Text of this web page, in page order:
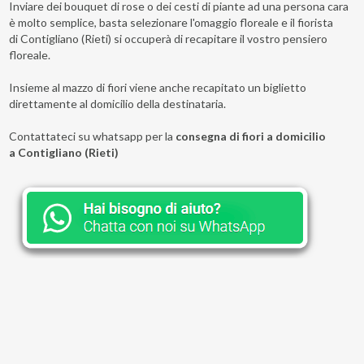
Inviare dei bouquet di rose o dei cesti di piante ad una persona cara
è molto semplice, basta selezionare l'omaggio floreale e il fiorista
di Contigliano (Rieti) si occuperà di recapitare il vostro pensiero
floreale.
Insieme al mazzo di fiori viene anche recapitato un biglietto
direttamente al domicilio della destinataria.
Contattateci su whatsapp per la consegna di fiori a domicilio
a Contigliano (Rieti)